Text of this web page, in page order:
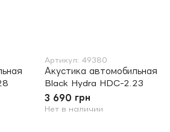
Артикул: 49380
Акустика автомобильная
Black Hydra HDC-2.23
3 690 грн
Нет в наличии